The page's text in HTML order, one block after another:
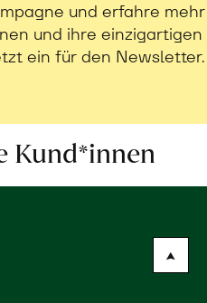
und erfahre mehr
und ihre einzigartigen
ein für den Newsletter.
Kund*innen